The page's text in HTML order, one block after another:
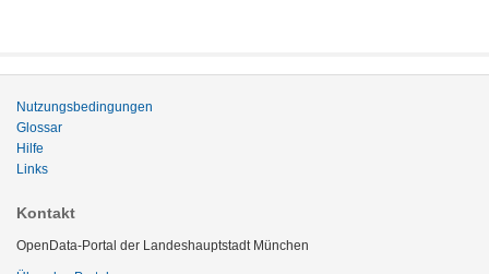
Nutzungsbedingungen
Glossar
Hilfe
Links
Kontakt
OpenData-Portal der Landeshauptstadt München